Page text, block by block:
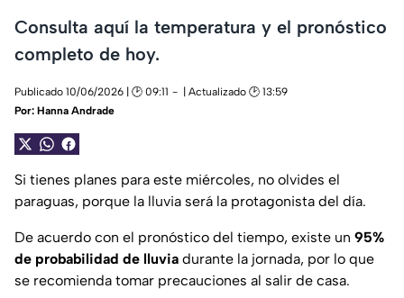
Consulta aquí la temperatura y el pronóstico
completo de hoy.
Publicado 10/06/2026 | 🕑 09:11
| Actualizado 🕑 13:59
Por: Hanna Andrade
Si tienes planes para este miércoles, no olvides el
paraguas, porque la lluvia será la protagonista del día.
De acuerdo con el pronóstico del tiempo, existe un 95%
de probabilidad de lluvia durante la jornada, por lo que
se recomienda tomar precauciones al salir de casa.